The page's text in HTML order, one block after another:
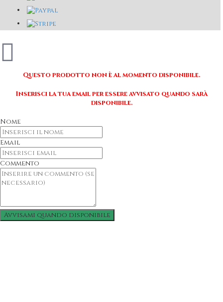
Questo prodotto non è al momento disponibile.
Inserisci la tua email per essere avvisato quando sarà
disponibile.
Nome
Email
Commento
Avvisami quando disponibile